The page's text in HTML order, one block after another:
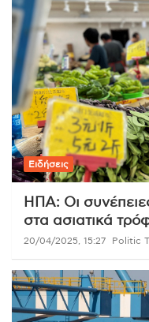
Ειδήσεις
ΗΠΑ: Οι
στα ασιατικά
20/04/2025, 15:27 Politic